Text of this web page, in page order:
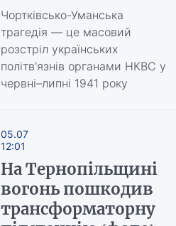
Чортківсько-Уманська
трагедія — це масовий
розстріл українських
політв'язнів органами НКВС у
червні–липні 1941 року
05.07
12:01
На Тернопільщині
вогонь пошкодив
трансформаторну